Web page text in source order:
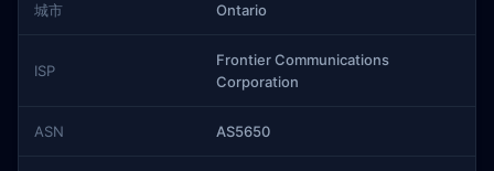
城市 Ontario
ISP
Frontier Communications
Corporation
ASN AS5650